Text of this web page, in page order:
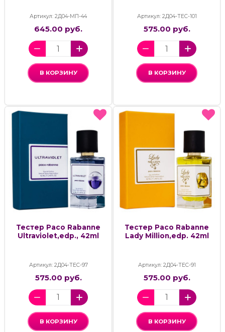
Артикул: 2Д04-МП-44
645.00 руб.
В КОРЗИНУ
Артикул: 2Д04-ТЕС-101
575.00 руб.
В КОРЗИНУ
Тестер Paco Rabanne
Ultraviolet,edp., 42ml
Артикул: 2Д04-ТЕС-97
575.00 руб.
В КОРЗИНУ
Тестер Paco Rabanne
Lady Million,edp. 42ml
Артикул: 2Д04-ТЕС-91
575.00 руб.
В КОРЗИНУ